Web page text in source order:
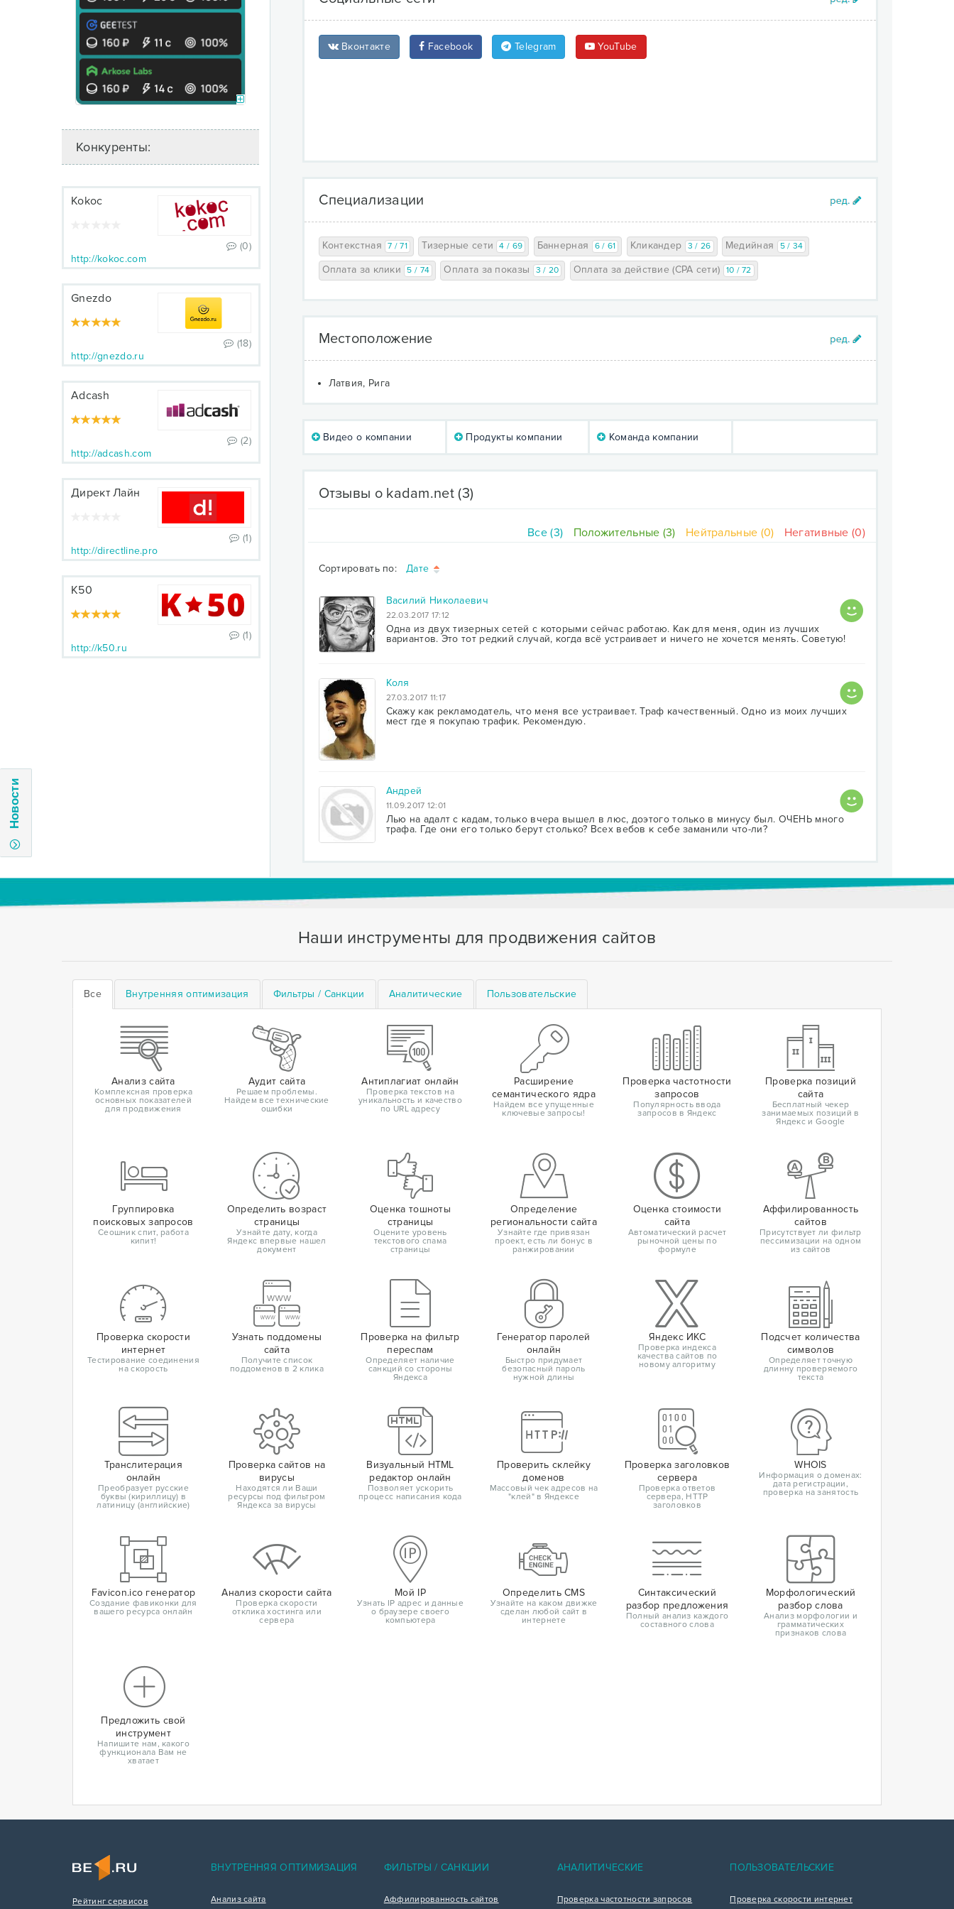
Новости
Конкуренты:
Kokoc
(0)
http://kokoc.com
Gnezdo
(18)
http://gnezdo.ru
Adcash
(2)
http://adcash.com
Директ Лайн
(1)
http://directline.pro
К50
(1)
http://k50.ru
Вконтакте Facebook Telegram YouTube
Специализации
Контекстная 7 / 71 Тизерные сети 4 / 69 Баннерная 6 / 61 Кликандер 3 / 26 Медийная 5 / 34
Оплата за клики 5 / 74 Оплата за показы 3 / 20 Оплата за действие (CPA сети) 10 / 72
Местоположение
Латвия, Рига
Видео о компании Продукты компании Команда компании
Отзывы о kadam.net(3)
Все (3) Положительные (3) Нейтральные (0) Негативные (0)
Сортировать по: Дате
Василий Николаевич
22.03.2017 17:12
Одна из двух тизерных сетей с которыми сейчас работаю. Как для меня, один из лучших
вариантов. Это тот редкий случай, когда всё устраивает и ничего не хочется менять. Советую!
Коля
27.03.2017 11:17
Скажу как рекламодатель, что меня все устраивает. Траф качественный. Одно из моих лучших
мест где я покупаю трафик. Рекомендую.
Андрей
11.09.2017 12:01
Лью на адалт с кадам, только вчера вышел в люс, доэтого только в минусу был. ОЧЕНЬ много
трафа. Где они его только берут столько? Всех вебов к себе заманили что-ли?
Наши инструменты для продвижения сайтов
Все Внутренняя оптимизация Фильтры / Санкции Аналитические Пользовательские
Анализ сайта
Комплексная проверка
основных показателей
для продвижения
Аудит сайта
Решаем проблемы.
Найдем все технические
ошибки
Антиплагиат онлайн
Проверка текстов на
уникальность и качество
по URL адресу
Расширение
семантического ядра
Найдем все упущенные
ключевые запросы!
Проверка частотности
запросов
Популярность ввода
запросов в Яндекс
Проверка позиций
сайта
Бесплатный чекер
занимаемых позиций в
Яндекс и Google
Группировка
поисковых запросов
Сеошник спит, работа
кипит!
Определить возраст
страницы
Узнайте дату, когда
Яндекс впервые нашел
документ
Оценка тошноты
страницы
Оцените уровень
текстового спама
страницы
Определение
региональности сайта
Узнайте где привязан
проект, есть ли бонус в
ранжировании
Оценка стоимости
сайта
Автоматический расчет
рыночной цены по
формуле
Аффилированность
сайтов
Присутствует ли фильтр
пессимизации на одном
из сайтов
Проверка скорости
интернет
Тестирование соединения
на скорость
Узнать поддомены
сайта
Получите список
поддоменов в 2 клика
Проверка на фильтр
переспам
Определяет наличие
санкций со стороны
Яндекса
Генератор паролей
онлайн
Быстро придумает
безопасный пароль
нужной длины
Яндекс ИКС
Проверка индекса
качества сайтов по
новому алгоритму
Подсчет количества
символов
Определяет точную
длинну проверяемого
текста
Транслитерация
онлайн
Преобразует русские
буквы (кириллицу) в
латиницу (английские)
Проверка сайтов на
вирусы
Находятся ли Ваши
ресурсы под фильтром
Яндекса за вирусы
Визуальный HTML
редактор онлайн
Позволяет ускорить
процесс написания кода
Проверить склейку
доменов
Массовый чек адресов на
"клей" в Яндексе
Проверка заголовков
сервера
Проверка ответов
сервера, HTTP
заголовков
WHOIS
Информация о доменах:
дата регистрации,
проверка на занятость
Favicon.ico генератор
Создание фавиконки для
вашего ресурса онлайн
Анализ скорости сайта
Проверка скорости
отклика хостинга или
сервера
Мой IP
Узнать IP адрес и данные
о браузере своего
компьютера
Определить CMS
Узнайте на каком движке
сделан любой сайт в
интернете
Синтаксический
разбор предложения
Полный анализ каждого
составного слова
Морфологический
разбор слова
Анализ морфологии и
грамматических
признаков слова
Предложить свой
инструмент
Напишите нам, какого
функционала Вам не
хватает
Рейтинг сервисов
ВНУТРЕННЯЯ ОПТИМИЗАЦИЯ
Анализ сайта
ФИЛЬТРЫ / САНКЦИИ
Аффилированность сайтов
АНАЛИТИЧЕСКИЕ
Проверка частотности запросов
ПОЛЬЗОВАТЕЛЬСКИЕ
Проверка скорости интернет